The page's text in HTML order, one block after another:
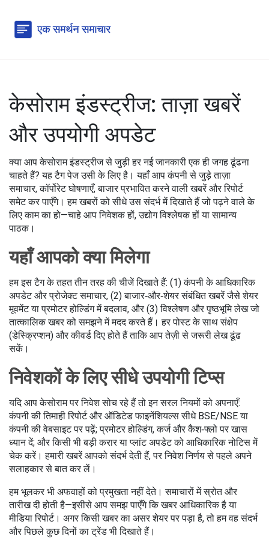
केसोराम इंडस्ट्रीज: ताज़ा खबरें
और उपयोगी अपडेट
क्या आप केसोराम इंडस्ट्रीज से जुड़ी हर नई जानकारी एक ही जगह ढूंढना
चाहते हैं? यह टैग पेज उसी के लिए है। यहाँ आप कंपनी से जुड़े ताज़ा
समाचार, कॉर्पोरेट घोषणाएँ, बाजार प्रभावित करने वाली खबरें और रिपोर्ट
समेट कर पाएँगे। हम खबरों को सीधे उस संदर्भ में दिखाते हैं जो पढ़ने वाले के
लिए काम का हो—चाहे आप निवेशक हों, उद्योग विश्लेषक हों या सामान्य
पाठक।
यहाँ आपको क्या मिलेगा
हम इस टैग के तहत तीन तरह की चीजें दिखाते हैं: (1) कंपनी के आधिकारिक
अपडेट और प्रोजेक्ट समाचार, (2) बाजार‑और‑शेयर संबंधित खबरें जैसे शेयर
मूवमेंट या प्रमोटर होल्डिंग में बदलाव, और (3) विश्लेषण और पृष्ठभूमि लेख जो
तात्कालिक खबर को समझने में मदद करते हैं। हर पोस्ट के साथ संक्षेप
(डेस्क्रिप्शन) और कीवर्ड दिए होते हैं ताकि आप तेज़ी से जरूरी लेख ढूंढ
सकें।
निवेशकों के लिए सीधे उपयोगी टिप्स
यदि आप केसोराम पर निवेश सोच रहे हैं तो इन सरल नियमों को अपनाएँ:
कंपनी की तिमाही रिपोर्ट और ऑडिटेड फाइनेंशियल्स सीधे BSE/NSE या
कंपनी की वेबसाइट पर पढ़ें; प्रमोटर होल्डिंग, कर्ज और कैश‑फ्लो पर खास
ध्यान दें; और किसी भी बड़ी करार या प्लांट अपडेट को आधिकारिक नोटिस में
चेक करें। हमारी खबरें आपको संदर्भ देती हैं, पर निवेश निर्णय से पहले अपने
सलाहकार से बात कर लें।
हम भूलकर भी अफवाहों को प्रमुखता नहीं देते। समाचारों में स्रोत और
तारीख दी होती है—इसीसे आप समझ पाएँगे कि खबर आधिकारिक है या
मीडिया रिपोर्ट। अगर किसी खबर का असर शेयर पर पड़ा है, तो हम वह संदर्भ
और पिछले कुछ दिनों का ट्रेंड भी दिखाते हैं।